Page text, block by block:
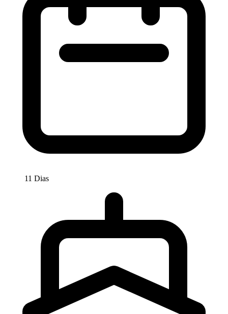
11 Dias